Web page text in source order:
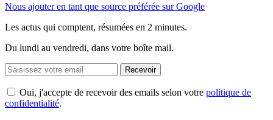
Nous ajouter en tant que source préférée sur Google
Les actus qui comptent, résumées en 2 minutes.
Du lundi au vendredi, dans votre boîte mail.
Recevoir
Oui, j'accepte de recevoir des emails selon votre politique de
confidentialité.